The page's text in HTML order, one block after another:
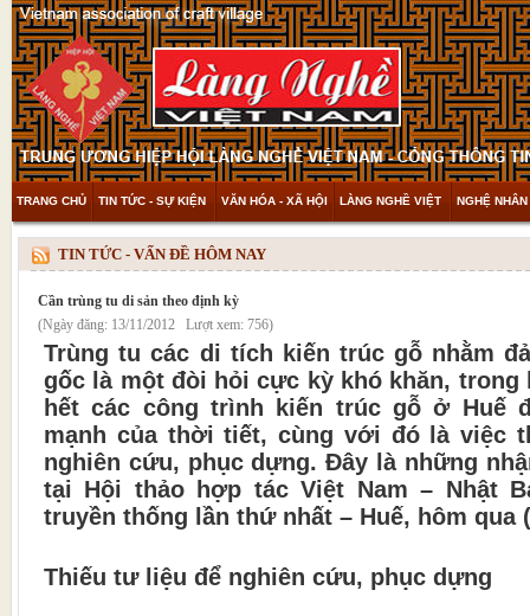
TRANG CHỦ TIN TỨC - SỰ KIỆN VĂN HÓA - XÃ HỘI LÀNG NGHỀ VIỆT NGHỆ
THAM KHẢO & KHÁM PHÁ VIDEO
TIN TỨC - VẤN ĐỀ HÔM NAY
Cần trùng tu di sản theo định kỳ
(Ngày đăng: 13/11/2012 Lượt xem: 756)
Trùng tu các di tích kiến trúc gỗ nhằm
gốc là một đòi hỏi cực kỳ khó khăn, trong
hết các công trình kiến trúc gỗ ở Huế
mạnh của thời tiết, cùng với đó là việc
nghiên cứu, phục dựng. Đây là những
tại Hội thảo hợp tác Việt Nam – Nhật
truyền thống lần thứ nhất – Huế, hôm qua
Thiếu tư liệu để nghiên cứu, phục dựng